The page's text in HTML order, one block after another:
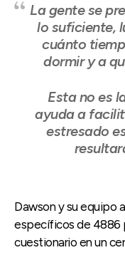
La gente se
lo suficiente,
cuánto
dormir y a
Esta no es
ayuda a
estresado
Dawson y su equipo
específicos de 4886
cuestionario en un